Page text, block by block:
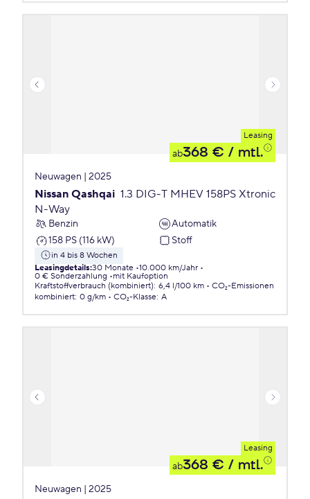
Leasing
ab368 € / mtl.
Neuwagen | 2025
Nissan Qashqai 1.3 DIG-T MHEV 158PS Xtronic
N-Way
Benzin
Automatik
158 PS (116 kW)
Stoff
in 4 bis 8 Wochen
Leasingdetails:30 Monate 10.000 km/Jahr
0 € Sonderzahlung
mit Kaufoption
Kraftstoffverbrauch (kombiniert): 6,4 l/100 km
CO₂-Emissionen
kombiniert: 0 g/km CO₂-Klasse: A
Leasing
ab368 € / mtl.
Neuwagen | 2025